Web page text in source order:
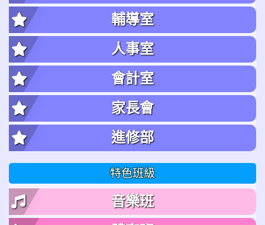
輔導室
人事室
會計室
家長會
進修部
特色班級
音樂班